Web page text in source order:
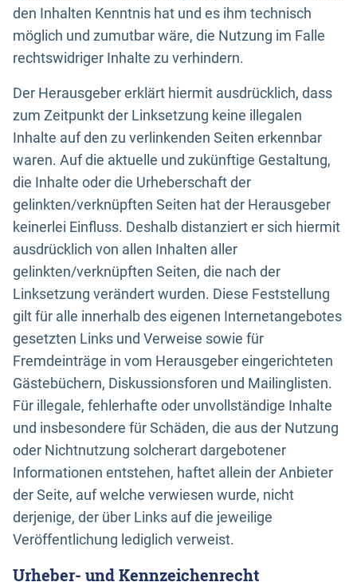
den Inhalten Kenntnis hat und es ihm technisch
möglich und zumutbar wäre, die Nutzung im Falle
rechtswidriger Inhalte zu verhindern.
Der Herausgeber erklärt hiermit ausdrücklich, dass
zum Zeitpunkt der Linksetzung keine illegalen
Inhalte auf den zu verlinkenden Seiten erkennbar
waren. Auf die aktuelle und zukünftige Gestaltung,
die Inhalte oder die Urheberschaft der
gelinkten/verknüpften Seiten hat der Herausgeber
keinerlei Einfluss. Deshalb distanziert er sich hiermit
ausdrücklich von allen Inhalten aller
gelinkten/verknüpften Seiten, die nach der
Linksetzung verändert wurden. Diese Feststellung
gilt für alle innerhalb des eigenen Internetangebotes
gesetzten Links und Verweise sowie für
Fremdeinträge in vom Herausgeber eingerichteten
Gästebüchern, Diskussionsforen und Mailinglisten.
Für illegale, fehlerhafte oder unvollständige Inhalte
und insbesondere für Schäden, die aus der Nutzung
oder Nichtnutzung solcherart dargebotener
Informationen entstehen, haftet allein der Anbieter
der Seite, auf welche verwiesen wurde, nicht
derjenige, der über Links auf die jeweilige
Veröffentlichung lediglich verweist.
Urheber- und Kennzeichenrecht